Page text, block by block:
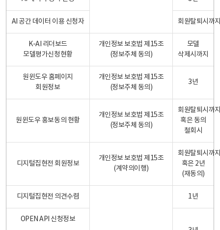
AI 공간 데이터 이용 신청자 회원탈퇴시까
K-AI 리더보드
모델평가신청현황
개인정보 보호법 제15조
(정보주체 동의)
모델
삭제시까지
원윈도우 홈페이지
회원정보
개인정보 보호법 제15조
(정보주체 동의)
3년
원윈도우 홍보동의 현황
개인정보 보호법 제15조
(정보주체 동의)
회원탈퇴시까
혹은 동의
철회시
디지털집현전 회원정보
개인정보 보호법 제15조
(계약의이행)
회원탈퇴시까
혹은 2년
(재동의)
디지털집현전 의견수렴 1년
OPEN API 신청정보